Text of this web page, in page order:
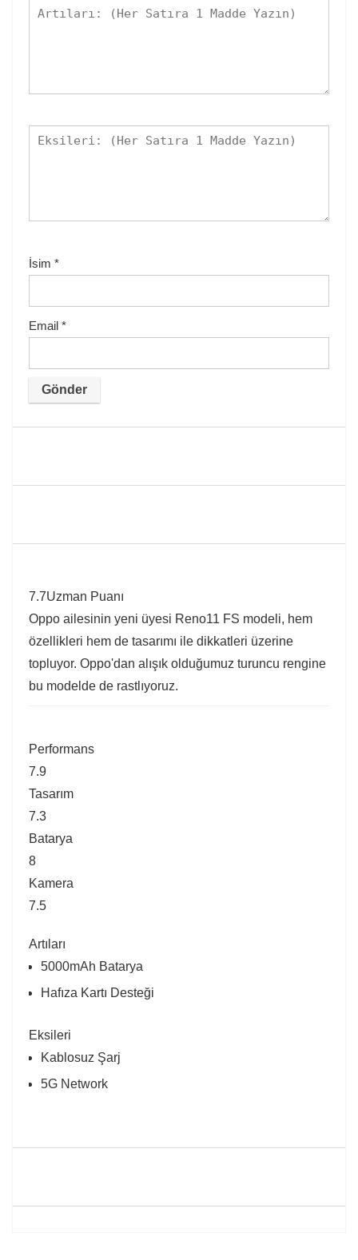
İsim *
Email *
7.7Uzman Puanı
Oppo ailesinin yeni üyesi Reno11 FS modeli, hem
özellikleri hem de tasarımı ile dikkatleri üzerine
topluyor. Oppo'dan alışık olduğumuz turuncu rengine
bu modelde de rastlıyoruz.
Performans
7.9
Tasarım
7.3
Batarya
8
Kamera
7.5
Artıları
5000mAh Batarya
Hafıza Kartı Desteği
Eksileri
Kablosuz Şarj
5G Network